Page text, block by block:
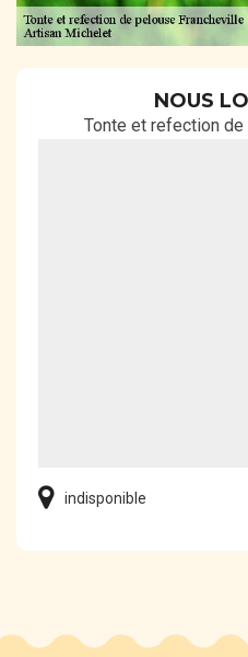
NOUS
Tonte et refection
indisponible